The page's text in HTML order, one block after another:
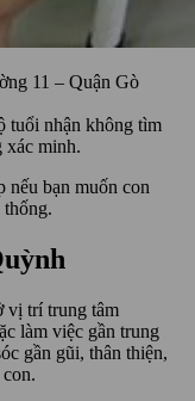
11 – Quận Gò
tuổi nhận không tìm
minh.
nếu bạn muốn con
vị trí trung tâm
làm việc gần trung
gần gũi, thân thiện,